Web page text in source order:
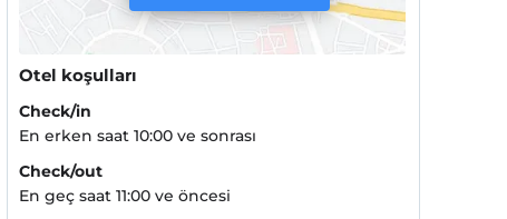
Otel koşulları
Check/in
En erken saat 10:00 ve sonrası
Check/out
En geç saat 11:00 ve öncesi